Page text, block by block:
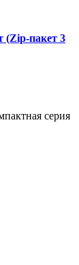
(Zip-пакет 3
серия